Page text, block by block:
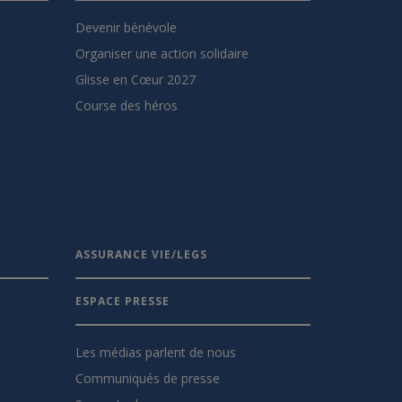
Devenir bénévole
Organiser une action solidaire
Glisse en Cœur 2027
Course des héros
ASSURANCE VIE/LEGS
ESPACE PRESSE
Les médias parlent de nous
Communiqués de presse